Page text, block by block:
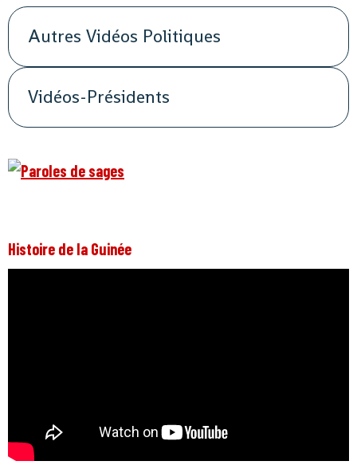
Autres Vidéos Politiques
Vidéos-Présidents
Histoire de la Guinée